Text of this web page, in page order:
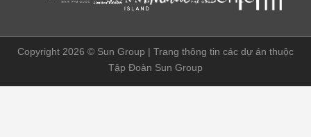
Copyright 2026 © Sun Group | Trang thông tin các dự án thuộc
Tập Đoàn Sun Group